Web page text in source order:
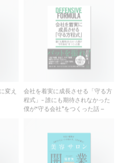
程式」- 誰にも期待されなかった
僕が“守る会社”をつくった話 –